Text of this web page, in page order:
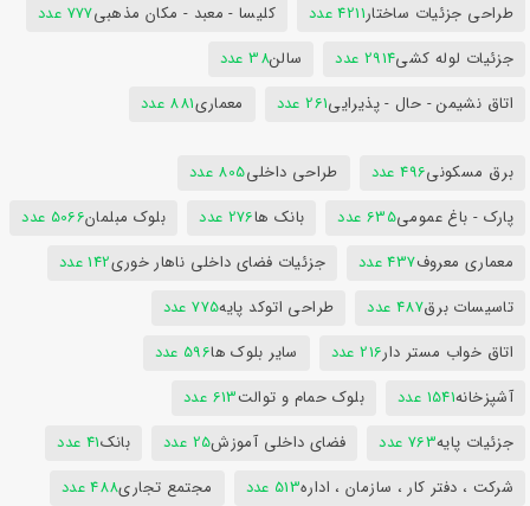
طراحی جزئیات ساختار4211 عدد کلیسا - معبد - مکان مذهبی777 عدد
جزئیات لوله کشی2914 عدد سالن38 عدد
اتاق نشیمن - حال - پذیرایی261 عدد معماری881 عدد
برق مسکونی496 عدد طراحی داخلی805 عدد
پارک - باغ عمومی635 عدد بانک ها276 عدد بلوک مبلمان5066 عدد
معماری معروف437 عدد جزئیات فضای داخلی ناهار خوری142 عدد
تاسیسات برق487 عدد طراحی اتوکد پایه775 عدد
اتاق خواب مستر دار216 عدد سایر بلوک ها596 عدد
آشپزخانه1541 عدد بلوک حمام و توالت613 عدد
جزئیات پایه763 عدد فضای داخلی آموزش25 عدد بانک41 عدد
شرکت ، دفتر کار ، سازمان ، اداره513 عدد مجتمع تجاری488 عدد